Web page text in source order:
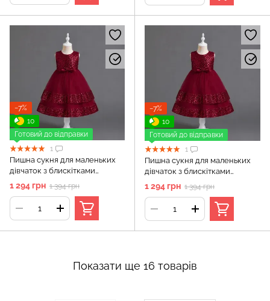
−7%
10
Готовий до відправки
1
Пишна сукня для маленьких
дівчаток з блискітками
(Червоне 90см)
1 294 грн 1 394 грн
−7%
10
Готовий до відправки
1
Пишна сукня для маленьких
дівчаток з блискітками
(Червоне 100см)
1 294 грн 1 394 грн
Показати ще 16 товарів